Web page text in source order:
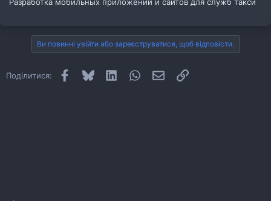
Ви повинні увійти або зареєструватися, щоб відповісти.
Поділитися: FacebookBluesky LinkedInWhatsApp
E-mailПосилання